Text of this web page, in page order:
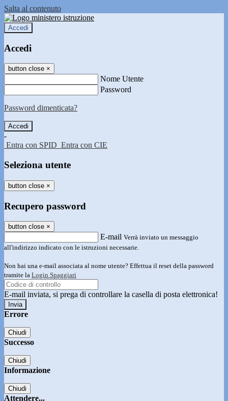
Salta al contenuto
Accedi
Accedi
button close ×
Nome Utente
Password
Password dimenticata?
-
Entra con SPID Entra con CIE
Seleziona utente
button close ×
Recupero password
button close ×
E-mail Verrà inviato un messaggio
all'indirizzo indicato con le istruzioni necessarie.
Non hai una e-mail associata al nome utente? Effettua il reset della password
tramite la Login Spaggiari
E-mail inviata, si prega di controllare la casella di posta elettronica!
Errore
Chiudi
Successo
Chiudi
Informazione
Chiudi
Attendere...